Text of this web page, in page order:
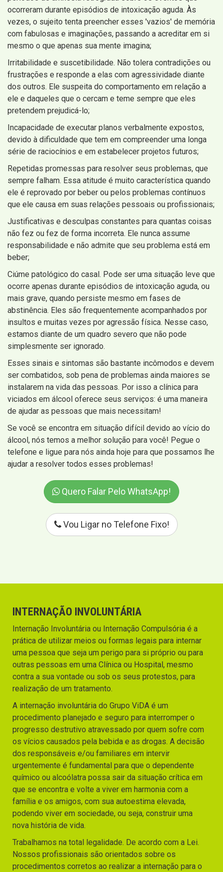
ocorreram durante episódios de intoxicação aguda. Às
vezes, o sujeito tenta preencher esses 'vazios' de memória
com fabulosas e imaginações, passando a acreditar em si
mesmo o que apenas sua mente imagina;
Irritabilidade e suscetibilidade. Não tolera contradições ou
frustrações e responde a elas com agressividade diante
dos outros. Ele suspeita do comportamento em relação a
ele e daqueles que o cercam e teme sempre que eles
pretendem prejudicá-lo;
Incapacidade de executar planos verbalmente expostos,
devido à dificuldade que tem em compreender uma longa
série de raciocínios e em estabelecer projetos futuros;
Repetidas promessas para resolver seus problemas, que
sempre falham. Essa atitude é muito característica quando
ele é reprovado por beber ou pelos problemas contínuos
que ele causa em suas relações pessoais ou profissionais;
Justificativas e desculpas constantes para quantas coisas
não fez ou fez de forma incorreta. Ele nunca assume
responsabilidade e não admite que seu problema está em
beber;
Ciúme patológico do casal. Pode ser uma situação leve que
ocorre apenas durante episódios de intoxicação aguda, ou
mais grave, quando persiste mesmo em fases de
abstinência. Eles são frequentemente acompanhados por
insultos e muitas vezes por agressão física. Nesse caso,
estamos diante de um quadro severo que não pode
simplesmente ser ignorado.
Esses sinais e sintomas são bastante incômodos e devem
ser combatidos, sob pena de problemas ainda maiores se
instalarem na vida das pessoas. Por isso a clínica para
viciados em álcool oferece seus serviços: é uma maneira
de ajudar as pessoas que mais necessitam!
Se você se encontra em situação difícil devido ao vício do
álcool, nós temos a melhor solução para você! Pegue o
telefone e ligue para nós ainda hoje para que possamos lhe
ajudar a resolver todos esses problemas!
Quero Falar Pelo WhatsApp!
Vou Ligar no Telefone Fixo!
INTERNAÇÃO INVOLUNTÁRIA
Internação Involuntária ou Internação Compulsória é a
prática de utilizar meios ou formas legais para internar
uma pessoa que seja um perigo para si próprio ou para
outras pessoas em uma Clínica ou Hospital, mesmo
contra a sua vontade ou sob os seus protestos, para
realização de um tratamento.
A internação involuntária do Grupo ViDA é um
procedimento planejado e seguro para interromper o
progresso destrutivo atravessado por quem sofre com
os vícios causados pela bebida e as drogas. A decisão
dos responsáveis e/ou familiares em intervir
urgentemente é fundamental para que o dependente
químico ou alcoólatra possa sair da situação crítica em
que se encontra e volte a viver em harmonia com a
família e os amigos, com sua autoestima elevada,
podendo viver em sociedade, ou seja, construir uma
nova história de vida.
Trabalhamos na total legalidade. De acordo com a Lei.
Nossos profissionais são orientados sobre os
procedimentos corretos ao realizar a internação para o